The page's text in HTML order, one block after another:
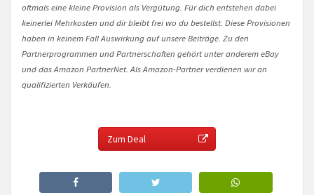
oftmals eine kleine Provision als Vergütung. Für dich entstehen dabei
keinerlei Mehrkosten und dir bleibt frei wo du bestellst. Diese Provisionen
haben in keinem Fall Auswirkung auf unsere Beiträge. Zu den
Partnerprogrammen und Partnerschaften gehört unter anderem eBay
und das Amazon PartnerNet. Als Amazon-Partner verdienen wir an
qualifizierten Verkäufen.
Zum Deal